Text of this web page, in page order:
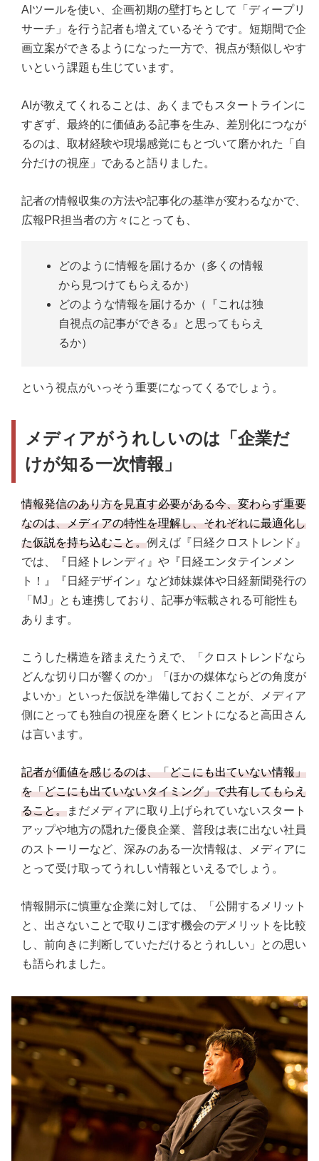
AIツールを使い、企画初期の壁打ちとして「ディープリ
サーチ」を行う記者も増えているそうです。短期間で企
画立案ができるようになった一方で、視点が類似しやす
いという課題も生じています。
AIが教えてくれることは、あくまでもスタートラインに
すぎず、最終的に価値ある記事を生み、差別化につなが
るのは、取材経験や現場感覚にもとづいて磨かれた「自
分だけの視座」であると語りました。
記者の情報収集の方法や記事化の基準が変わるなかで、
広報PR担当者の方々にとっても、
どのように情報を届けるか（多くの情報
から見つけてもらえるか）
どのような情報を届けるか（『これは独
自視点の記事ができる』と思ってもらえ
るか）
という視点がいっそう重要になってくるでしょう。
メディアがうれしいのは「企業だ
けが知る一次情報」
情報発信のあり方を見直す必要がある今、変わらず重要
なのは、メディアの特性を理解し、それぞれに最適化し
た仮説を持ち込むこと。例えば『日経クロストレンド』
では、『日経トレンディ』や『日経エンタテインメン
ト！』『日経デザイン』など姉妹媒体や日経新聞発行の
「MJ」とも連携しており、記事が転載される可能性も
あります。
こうした構造を踏まえたうえで、「クロストレンドなら
どんな切り口が響くのか」「ほかの媒体ならどの角度が
よいか」といった仮説を準備しておくことが、メディア
側にとっても独自の視座を磨くヒントになると高田さん
は言います。
記者が価値を感じるのは、「どこにも出ていない情報」
を「どこにも出ていないタイミング」で共有してもらえ
ること。まだメディアに取り上げられていないスタート
アップや地方の隠れた優良企業、普段は表に出ない社員
のストーリーなど、深みのある一次情報は、メディアに
とって受け取ってうれしい情報といえるでしょう。
情報開示に慎重な企業に対しては、「公開するメリット
と、出さないことで取りこぼす機会のデメリットを比較
し、前向きに判断していただけるとうれしい」との思い
も語られました。